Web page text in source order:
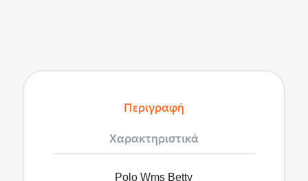
Περιγραφή
Χαρακτηριστικά
Polo Wms Betty